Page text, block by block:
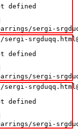
defined
sergi-
defined
sergi-
defined
sergi-